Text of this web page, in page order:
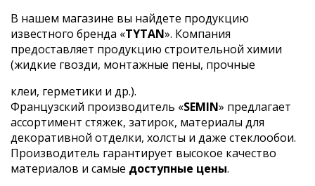
В нашем магазине вы найдете продукцию
известного бренда «TYTAN». Компания
предоставляет продукцию строительной химии
(жидкие гвозди, монтажные пены, прочные
клеи, герметики и др.).
Французский производитель «SEMIN» предлагает
ассортимент стяжек, затирок, материалы для
декоративной отделки, холсты и даже стеклообои.
Производитель гарантирует высокое качество
материалов и самые доступные цены.